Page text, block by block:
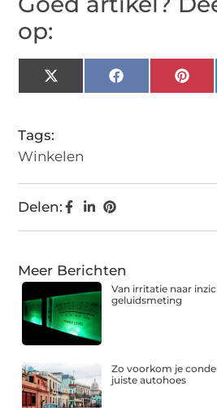
op:
X
(Twitter)
Facebook
Tags:
Winkelen
Delen:
Meer Berichten
Van irritatie naar
geluidsmeting
Zo voorkom je
juiste autohoes